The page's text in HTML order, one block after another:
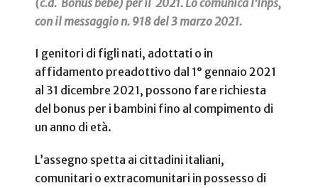
(c.d. Bonus bebè) per il 2021. Lo comunica l'Inps,
con il messaggio n. 918 del 3 marzo 2021.
I genitori di figli nati, adottati o in
affidamento preadottivo dal 1° gennaio 2021
al 31 dicembre 2021, possono fare richiesta
del bonus per i bambini fino al compimento di
un anno di età.
L’assegno spetta ai cittadini italiani,
comunitari o extracomunitari in possesso di